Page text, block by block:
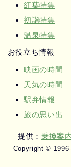
紅葉特集
初詣特集
温泉特集
お役立ち情報
映画の時間
天気の時間
駅弁情報
旅の思い出
提供： 乗換案
Copyright ©